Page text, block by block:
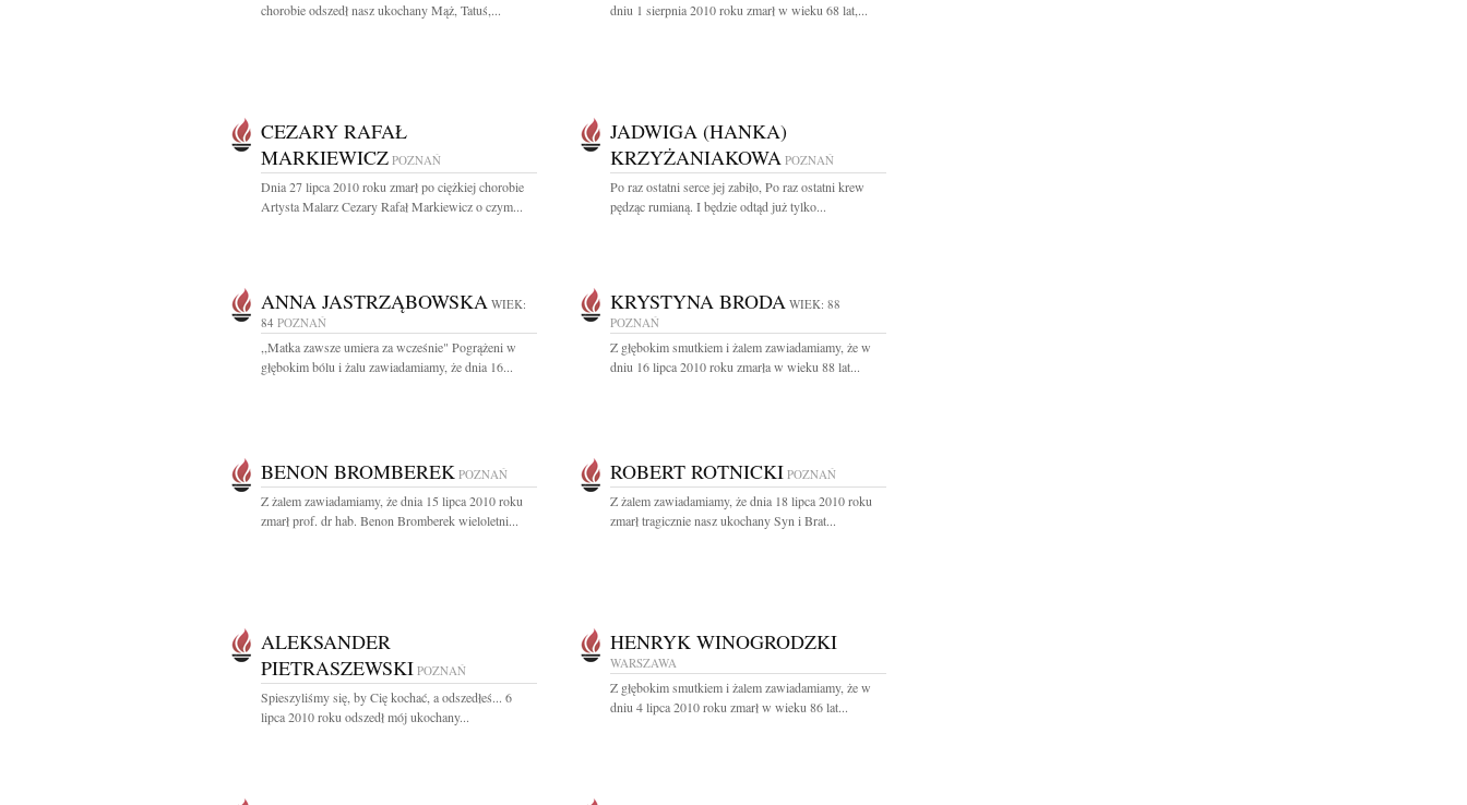
chorobie odszedł nasz ukochany Mąż, Tatuś,...
dniu 1 sierpnia 2010 roku zmarł w wieku 68 lat,...
CEZARY RAFAŁ
MARKIEWICZ POZNAŃ
Dnia 27 lipca 2010 roku zmarł po ciężkiej chorobie
Artysta Malarz Cezary Rafał Markiewicz o czym...
JADWIGA (HANKA)
KRZYŻANIAKOWA POZNAŃ
Po raz ostatni serce jej zabiło, Po raz ostatni krew
pędząc rumianą. I będzie odtąd już tylko...
ANNA JASTRZĄBOWSKA WIEK:
84 POZNAŃ
,,Matka zawsze umiera za wcześnie" Pogrążeni w
głębokim bólu i żalu zawiadamiamy, że dnia 16...
KRYSTYNA BRODA WIEK: 88
POZNAŃ
Z głębokim smutkiem i żalem zawiadamiamy, że w
dniu 16 lipca 2010 roku zmarła w wieku 88 lat...
BENON BROMBEREK POZNAŃ
Z żalem zawiadamiamy, że dnia 15 lipca 2010 roku
zmarł prof. dr hab. Benon Bromberek wieloletni...
ROBERT ROTNICKI POZNAŃ
Z żalem zawiadamiamy, że dnia 18 lipca 2010 roku
zmarł tragicznie nasz ukochany Syn i Brat...
ALEKSANDER
PIETRASZEWSKI POZNAŃ
Spieszyliśmy się, by Cię kochać, a odszedłeś... 6
lipca 2010 roku odszedł mój ukochany...
HENRYK WINOGRODZKI
WARSZAWA
Z głębokim smutkiem i żalem zawiadamiamy, że w
dniu 4 lipca 2010 roku zmarł w wieku 86 lat...